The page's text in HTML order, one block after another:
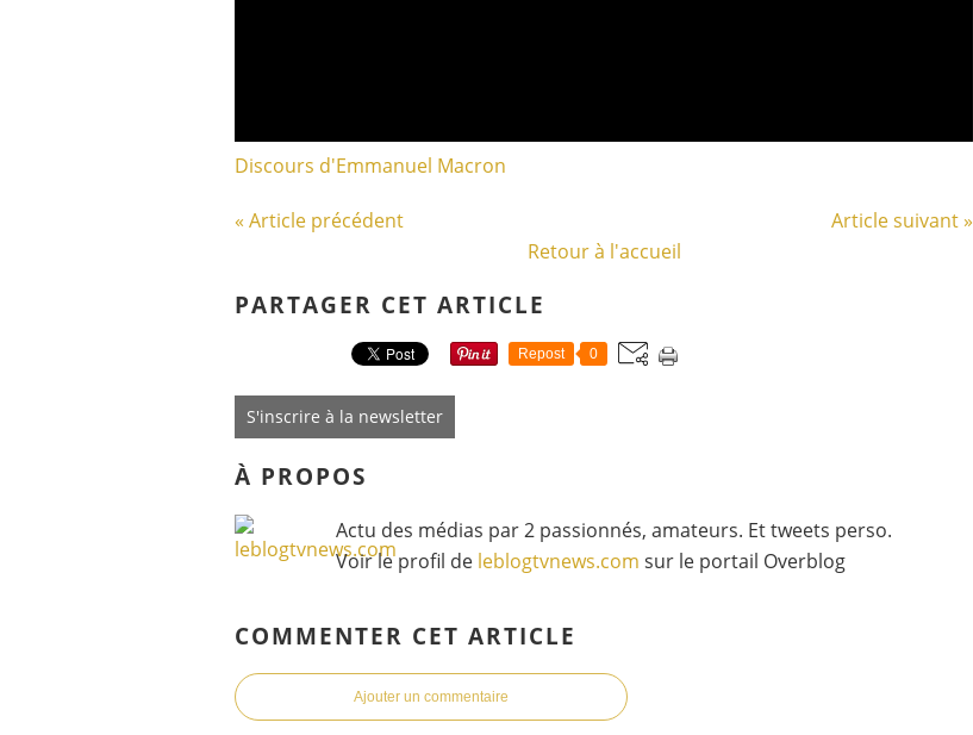
Discours d'Emmanuel Macron
« Article précédent
Article suivant »
Retour à l'accueil
PARTAGER CET ARTICLE
Repost 0
S'inscrire à la newsletter
À PROPOS
Actu des médias par 2 passionnés, amateurs. Et tweets perso.
Voir le profil de leblogtvnews.com sur le portail Overblog
COMMENTER CET ARTICLE
Ajouter un commentaire